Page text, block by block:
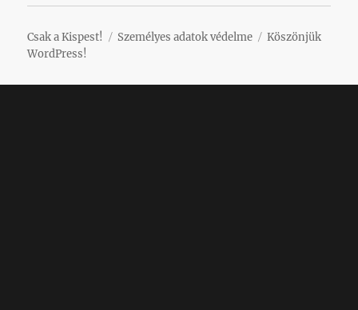
Csak a Kispest! Személyes adatok védelme
Köszönjük
WordPress!